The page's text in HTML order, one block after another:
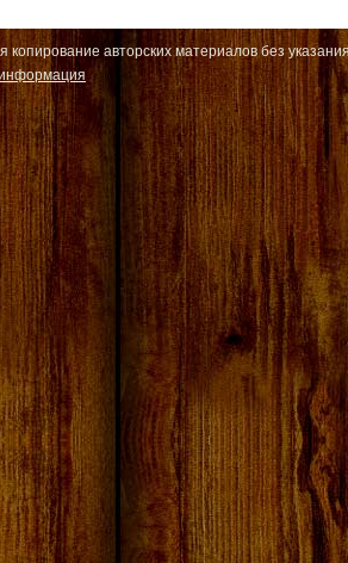
копирование авторских материалов без